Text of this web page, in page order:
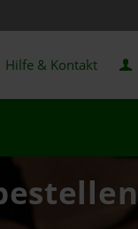
Hilfe & Kontakt